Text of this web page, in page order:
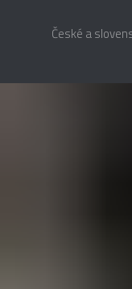
České a